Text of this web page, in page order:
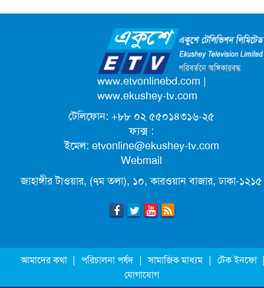
ক্যাম্পাস অ্যাম্বাসেডর নিয়োগ দিচ্ছে একুশে
টেলিভিশন
পদোন্নতি পেয়ে সচিব হলেন ২ কর্মকর্তা
লিগ্যাল এইডের মাধ্যমে সন্তান ফিরে পেল
সেই কিশোরী মা জুঁই
জেট ফুয়েলের দাম কমলো লিটারে ১৯ টাকা
মূল্যস্ফীতি কমে জুনে ৯ দশমিক ১৬ শতাংশ
ছুটিতে গিয়ে না ফিরলে ৩ বছরের নিষেধাজ্ঞা,
নতুন নিয়ম সৌদির
www.etvonlinebd.com |
www.ekushey-tv.com
টেলিফোন: +৮৮ ০২ ৫৫০১৪৩১৬-২৫
ফ্যক্স :
ইমেল: etvonline@ekushey-tv.com
Webmail
জাহাঙ্গীর টাওয়ার, (৭ম তলা), ১০, কারওয়ান বাজার, ঢাকা-১২১৫
আমাদের কথা | পরিচালনা পর্ষদ | সামাজিক মাধ্যম | টেক ইনফো
যোগাযোগ